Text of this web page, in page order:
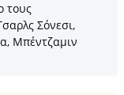
τους
Σόνεσι,
Μπέντζαμιν